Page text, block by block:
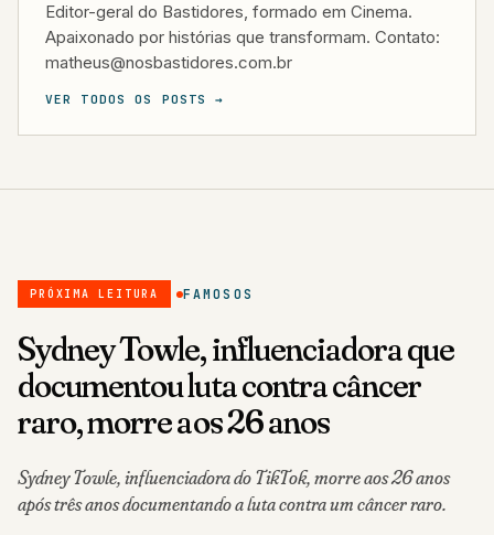
Editor-geral do Bastidores, formado em Cinema.
Apaixonado por histórias que transformam. Contato:
matheus@nosbastidores.com.br
VER TODOS OS POSTS →
PRÓXIMA LEITURA FAMOSOS
Sydney Towle, influenciadora que
documentou luta contra câncer
raro, morre aos 26 anos
Sydney Towle, influenciadora do TikTok, morre aos 26 anos
após três anos documentando a luta contra um câncer raro.